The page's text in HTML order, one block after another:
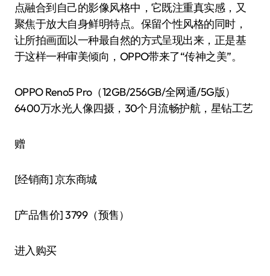
点融合到自己的影像风格中，它既注重真实感，又
聚焦于放大自身鲜明特点。保留个性风格的同时，
让所拍画面以一种最自然的方式呈现出来，正是基
于这样一种审美倾向，OPPO带来了“传神之美”。
OPPO Reno5 Pro（12GB/256GB/全网通/5G版）
6400万水光人像四摄，30个月流畅护航，星钻工艺
赠
[经销商]京东商城
[产品售价]3799（预售）
进入购买